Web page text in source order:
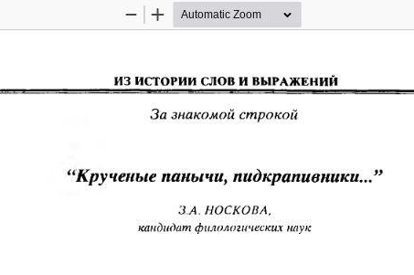
Zoom
Zoom
ИЗ ИСТОРИИ СЛОВ И ВЫРАЖЕНИЙ
За знакомой строкой
Крученые панычи, пидкрапивники...”
З А. НОСКОВА,
кандидат филологических наук